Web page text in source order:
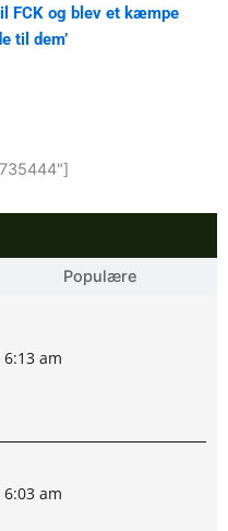
FCK og blev et kæmpe
til dem’
Populære
6:13 am
6:03 am